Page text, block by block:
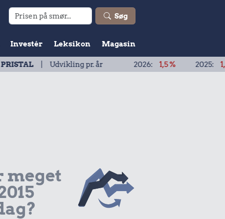
Søg
Investér Leksikon Magasin
pr. år2026: 2025: 1,9 % 2024:
meget